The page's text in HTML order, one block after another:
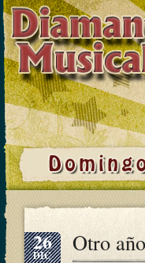
26
DIC Otro